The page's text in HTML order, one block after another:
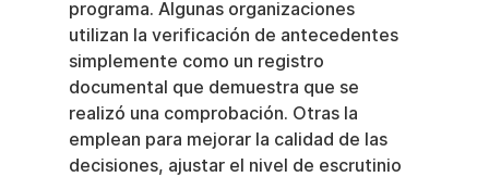
programa. Algunas organizaciones
utilizan la verificación de antecedentes
simplemente como un registro
documental que demuestra que se
realizó una comprobación. Otras la
emplean para mejorar la calidad de las
decisiones, ajustar el nivel de escrutinio